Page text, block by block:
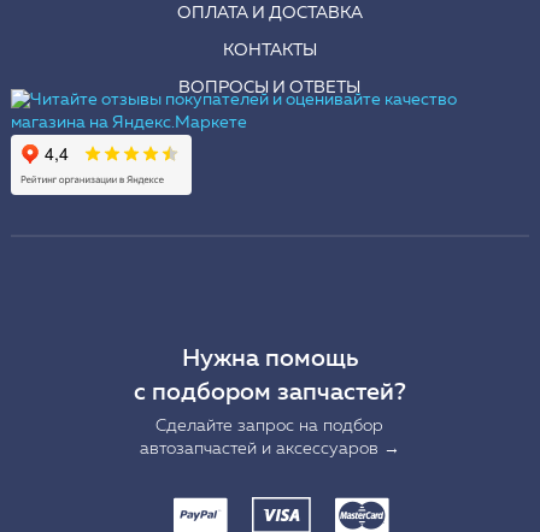
ОПЛАТА И ДОСТАВКА
КОНТАКТЫ
ВОПРОСЫ И ОТВЕТЫ
Нужна помощь
с подбором запчастей?
Сделайте запрос на подбор
автозапчастей и аксессуаров →